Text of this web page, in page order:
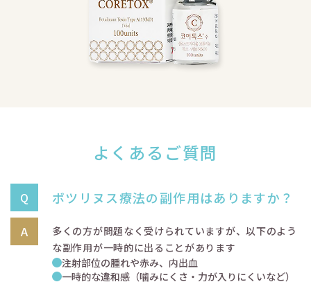
よくあるご質問
ボツリヌス療法の副作用はありますか？
多くの方が問題なく受けられていますが、以下のよう
な副作用が一時的に出ることがあります
注射部位の腫れや赤み、内出血
一時的な違和感（噛みにくさ・力が入りにくいなど）